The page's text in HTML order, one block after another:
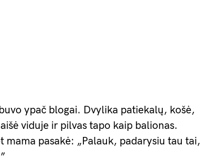
ypač blogai. Dvylika patiekalų, košė,
viduje ir pilvas tapo kaip balionas.
mama pasakė: „Palauk, padarysiu tau tai,